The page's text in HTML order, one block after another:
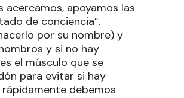
acercamos, apoyamos las
de conciencia”.
por su nombre) y
y si no hay
el músculo que se
para evitar si hay
debemos